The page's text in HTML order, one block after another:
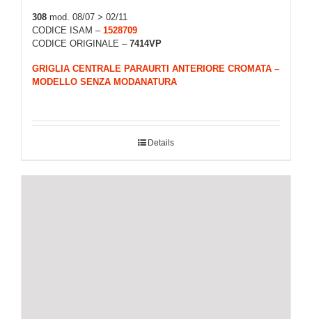
308 mod. 08/07 > 02/11
CODICE ISAM – 1528709
CODICE ORIGINALE – 7414VP
GRIGLIA CENTRALE PARAURTI ANTERIORE CROMATA –
MODELLO SENZA MODANATURA
Details